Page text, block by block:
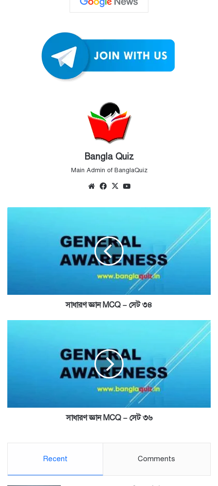
Bangla Quiz
Main Admin of BanglaQuiz
WebsiteFacebook
X
সাধারণ জ্ঞান MCQ – সেট ৩৪
সাধারণ জ্ঞান MCQ – সেট ৩৬
Recent Comments